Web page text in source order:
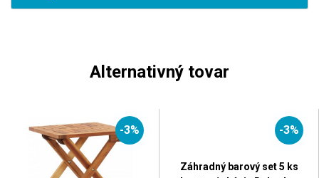
Alternativný tovar
-3% -3%
Záhradný barový set 5 ks